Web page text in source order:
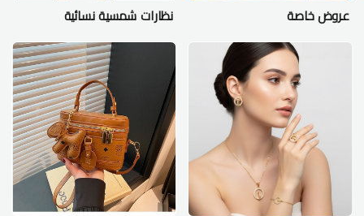
عروض خاصة نظارات شمسية نسائية